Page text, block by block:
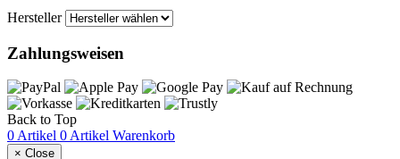
Hersteller
Zahlungsweisen
Back to Top
0 Artikel 0 Artikel Warenkorb
× Close